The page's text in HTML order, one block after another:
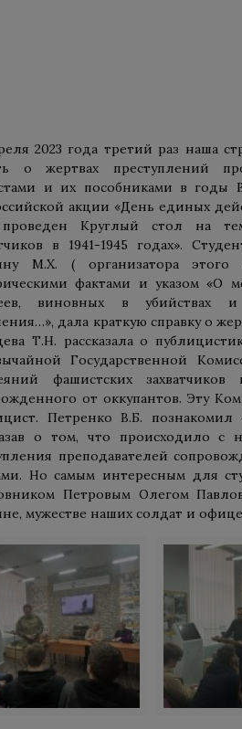
2023 года третий раз наша
о жертвах преступлений
и их пособниками в годы
акции «День единых
Круглый стол на
в 1941-1945 годах».
М.Х. ( организатора этого
фактами и указом «О
виновных в убийствах и
дала краткую справку о
Т.Н. рассказала о
Государственной
фашистских
от оккупантов. Эту
Петренко В.Б.
о том, что происходило с
преподавателей
Но самым интересным для
Петровым Олегом
мужестве наших солдат и